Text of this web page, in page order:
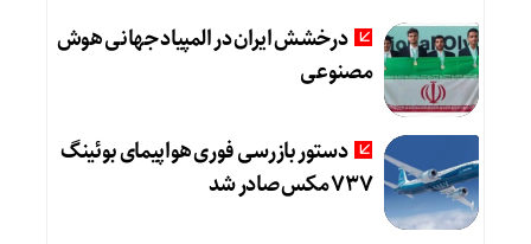
درخشش ایران در المپیاد جهانی هوش
مصنوعی
دستور بازرسی فوری هواپیمای بوئینگ
۷۳۷ مکس صادر شد